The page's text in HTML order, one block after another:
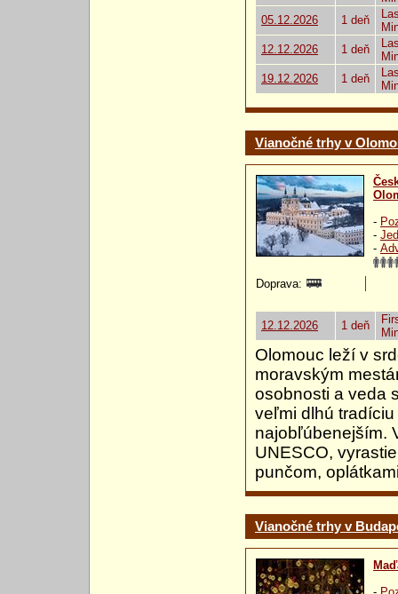
05.12.2026
1 deň
12.12.2026
1 deň
19.12.2026
1 deň
Vianočné trhy v
-
-
-
Doprava:
12.12.2026 1 deň
Olomouc leží v
moravským
osobnosti a veda
veľmi dlhú
najobľúbenejším.
UNESCO,
punčom,
Vianočné trhy v